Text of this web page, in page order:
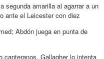
segunda amarilla al agarrar a un
ante el Leicester con diez
Abdón juega en punta de
canteranos. Gallagher lo intenta